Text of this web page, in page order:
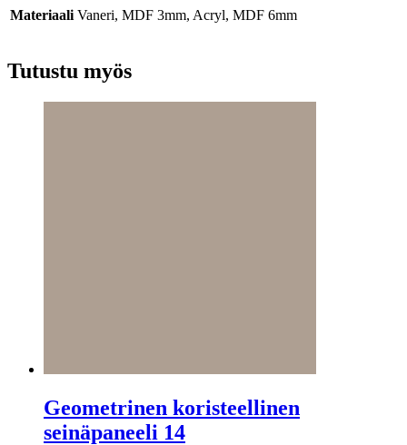
Materiaali Vaneri, MDF 3mm, Acryl, MDF 6mm
Tutustu myös
Geometrinen koristeellinen
seinäpaneeli 14